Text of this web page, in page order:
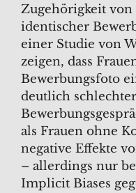
Zugehörigkeit von
identischer
einer Studie von
zeigen, dass
Bewerbungsfoto
deutlich
als Frauen ohne
negative Effekte
– allerdings nur
Implicit Biases